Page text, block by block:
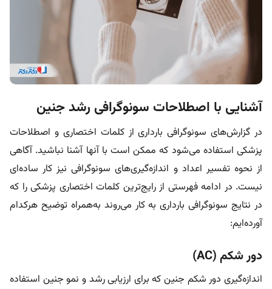
آشنایی با اصطلاحات سونوگرافی رشد جنین
در گزارش‌های سونوگرافی بارداری از کلمات اختصاری و اصطلاحات
پزشکی استفاده می‌شود که ممکن است با آنها آشنا نباشید. آگاهی
از نحوه تفسیر اعداد و اندازه‌گیری‌های سونوگرافی نیز کار ساده‌ای
نیست. در ادامه فهرستی از رایج‌ترین کلمات اختصاری پزشکی را که
در نتایج سونوگرافی بارداری به کار می‌روند به‌همراه توضیح هرکدام
آورده‌ایم:
دور شکم (AC)
اندازه‌گیری دور شکم جنین که برای ارزیابی رشد و نمو جنین استفاده